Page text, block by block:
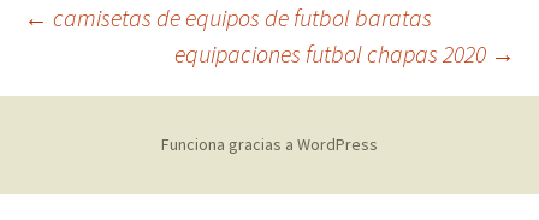
Navegación
de
entradas
← camisetas de equipos de futbol baratas
equipaciones futbol chapas 2020 →
Funciona gracias a WordPress